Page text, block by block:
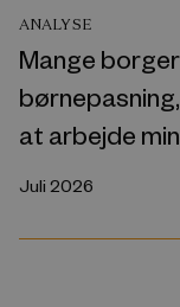
ANALYSE
Mange
at arbejde
Juli 2026